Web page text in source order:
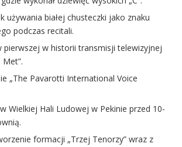
używania białej chusteczki jako znaku
podczas recitali.
pierwszej w historii transmisji telewizyjnej
„The Pavarotti International Voice
Wielkiej Hali Ludowej w Pekinie przed 10-
formacji „Trzej Tenorzy” wraz z